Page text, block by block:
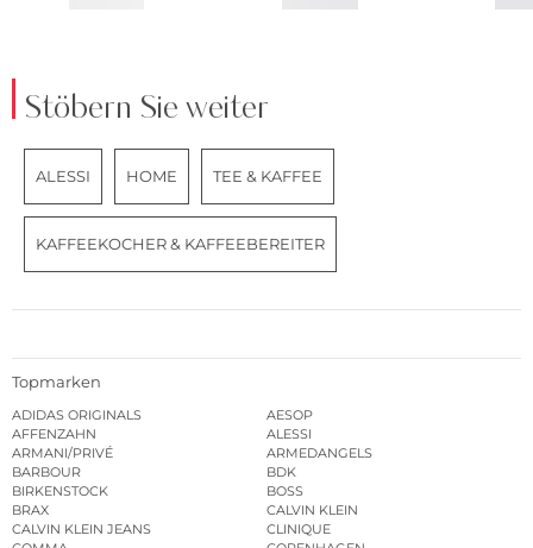
Stöbern Sie weiter
ALESSI HOME TEE & KAFFEE
KAFFEEKOCHER & KAFFEEBEREITER
Topmarken
ADIDAS ORIGINALS
AESOP
AFFENZAHN
ALESSI
ARMANI/PRIVÉ
ARMEDANGELS
BARBOUR
BDK
BIRKENSTOCK
BOSS
BRAX
CALVIN KLEIN
CALVIN KLEIN JEANS
CLINIQUE